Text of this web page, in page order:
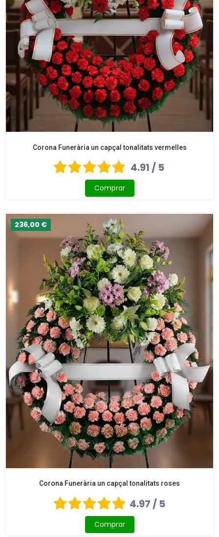
Corona Funerària un capçal tonalitats vermelles
4.91 / 5
Comprar
236,00 €
Corona Funerària un capçal tonalitats roses
4.97 / 5
Comprar